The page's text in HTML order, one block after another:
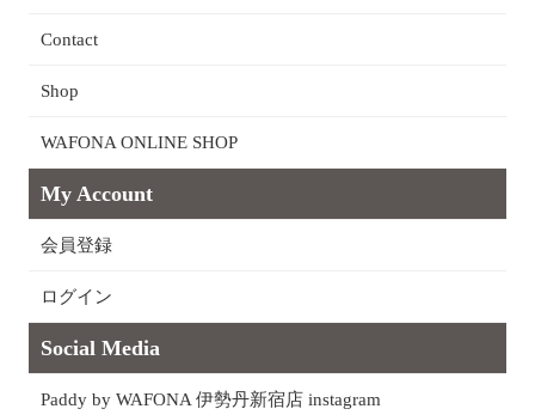
Contact
Shop
WAFONA ONLINE SHOP
My Account
会員登録
ログイン
Social Media
Paddy by WAFONA 伊勢丹新宿店 instagram